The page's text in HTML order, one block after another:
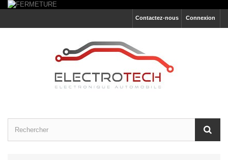
Connexion
Contactez-nous